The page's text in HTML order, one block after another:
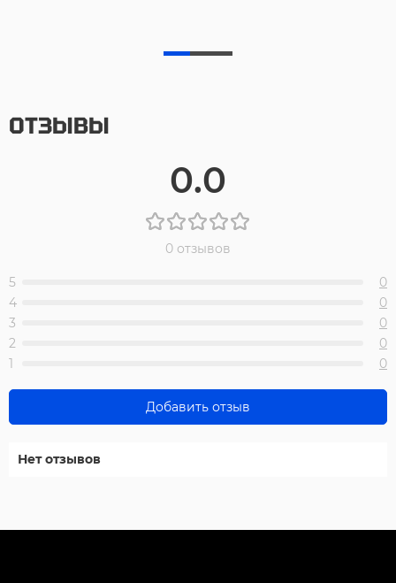
ОТЗЫВЫ
0.0
0 отзывов
5
0
4
0
3
0
2
0
1
0
Добавить отзыв
Нет отзывов